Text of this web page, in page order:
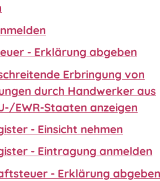
- Erklärung abgeben
Erbringung von
durch Handwerker aus
EWR-Staaten anzeigen
- Einsicht nehmen
- Eintragung anmelden
- Erklärung abgeben